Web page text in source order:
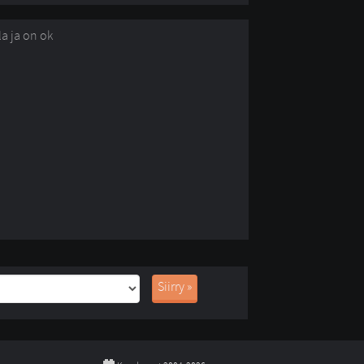
ja on ok
Siirry »